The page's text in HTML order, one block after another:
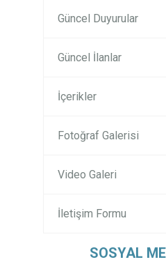
Güncel Duyurular
Güncel İlanlar
İçerikler
Fotoğraf Galerisi
Video Galeri
İletişim Formu
SOSYAL